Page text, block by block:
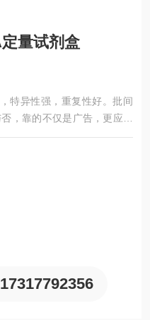
量试剂盒
特异性强，重复性好。批间
，靠的不仅是广告，更应该
的口碑，*的售后。臻科生物
17317792356